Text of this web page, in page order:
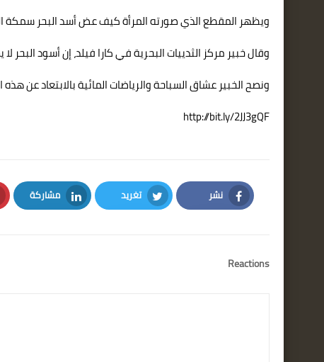
ويظهر المقطع الذي صورته المرأة كيف عض أسد البحر سمكة
وقال خبير مركز الثدييات البحرية في كارا فيلد، إن أسود
ونصح الخبير عشاق السباحة والرياضات المائية بالابتعاد
http://bit.ly/2JJ3gQF
نشر
Facebook
تغريد
Twitter
مشاركة
LinkedIn
Reactions